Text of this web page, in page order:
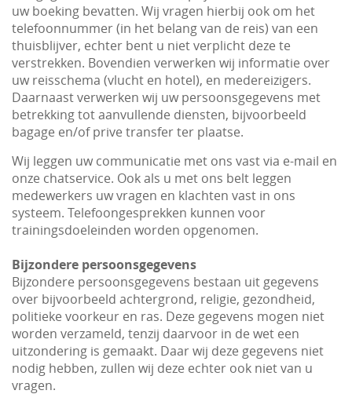
uw boeking bevatten. Wij vragen hierbij ook om het
telefoonnummer (in het belang van de reis) van een
thuisblijver, echter bent u niet verplicht deze te
verstrekken. Bovendien verwerken wij informatie over
uw reisschema (vlucht en hotel), en medereizigers.
Daarnaast verwerken wij uw persoonsgegevens met
betrekking tot aanvullende diensten, bijvoorbeeld
bagage en/of prive transfer ter plaatse.
Wij leggen uw communicatie met ons vast via e-mail en
onze chatservice. Ook als u met ons belt leggen
medewerkers uw vragen en klachten vast in ons
systeem. Telefoongesprekken kunnen voor
trainingsdoeleinden worden opgenomen.
Bijzondere persoonsgegevens
Bijzondere persoonsgegevens bestaan uit gegevens
over bijvoorbeeld achtergrond, religie, gezondheid,
politieke voorkeur en ras. Deze gegevens mogen niet
worden verzameld, tenzij daarvoor in de wet een
uitzondering is gemaakt. Daar wij deze gegevens niet
nodig hebben, zullen wij deze echter ook niet van u
vragen.